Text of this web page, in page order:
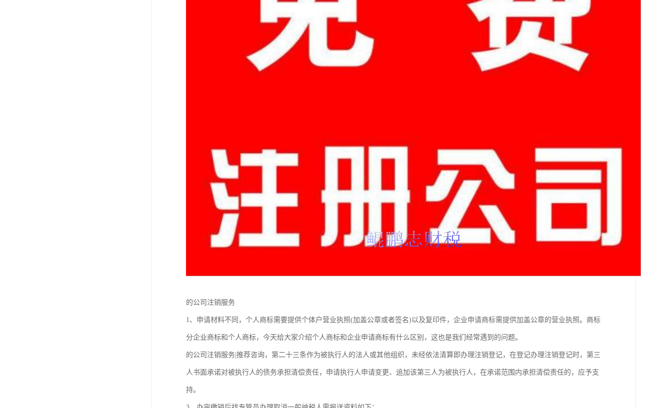
的公司注销服务
1、申请材料不同，个人商标需要提供个体户营业执照(加盖公章或者签名)以及复印件，企业申请商标需提供加盖公章的营业执照。商标
分企业商标和个人商标，今天给大家介绍个人商标和企业申请商标有什么区别，这也是我们经常遇到的问题。
的公司注销服务|推荐咨询，第二十三条作为被执行人的法人或其他组织，未经依法清算即办理注销登记，在登记办理注销登记时，第三
人书面承诺对被执行人的债务承担清偿责任，申请执行人申请变更、追加该第三人为被执行人，在承诺范围内承担清偿责任的，应予支
持。